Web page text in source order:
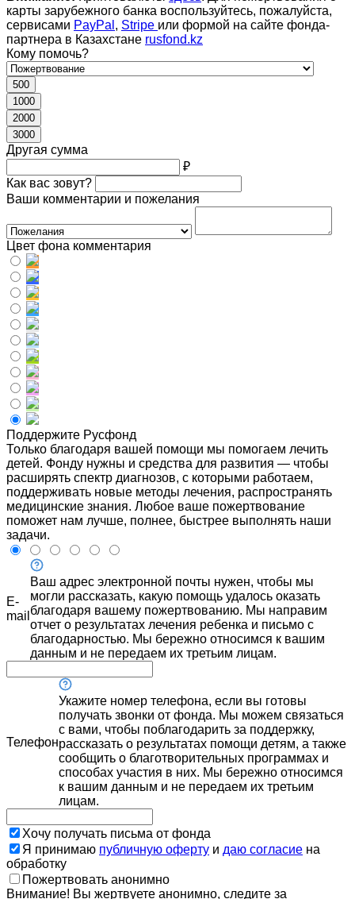
карты зарубежного банка воспользуйтесь, пожалуйста,
сервисами PayPal , Stripe или формой на сайте фонда-
партнера в Казахстане rusfond.kz
Кому помочь?
500
1000
2000
3000
Другая сумма
₽
Как вас зовут?
Ваши комментарии и пожелания
Цвет фона комментария
Поддержите Русфонд
Только благодаря вашей помощи мы помогаем лечить
детей. Фонду нужны и средства для развития — чтобы
расширять спектр диагнозов, с которыми работаем,
поддерживать новые методы лечения, распространять
медицинские знания. Любое ваше пожертвование
поможет нам лучше, полнее, быстрее выполнять наши
задачи.
E-
mail
Ваш адрес электронной почты нужен, чтобы мы
могли рассказать, какую помощь удалось оказать
благодаря вашему пожертвованию. Мы направим
отчет о результатах лечения ребенка и письмо с
благодарностью. Мы бережно относимся к вашим
данным и не передаем их третьим лицам.
Телефон
Укажите номер телефона, если вы готовы
получать звонки от фонда. Мы можем связаться
с вами, чтобы поблагодарить за поддержку,
рассказать о результатах помощи детям, а также
сообщить о благотворительных программах и
способах участия в них. Мы бережно относимся
к вашим данным и не передаем их третьим
лицам.
Хочу получать письма от фонда
Я принимаю публичную оферту и даю согласие на
обработку
Пожертвовать анонимно
Внимание! Вы жертвуете анонимно, следите за